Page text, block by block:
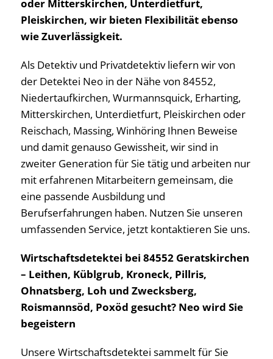
oder Mitterskirchen, Unterdietfurt,
Pleiskirchen, wir bieten Flexibilität ebenso
wie Zuverlässigkeit.
Als Detektiv und Privatdetektiv liefern wir von
der Detektei Neo in der Nähe von 84552,
Niedertaufkirchen, Wurmannsquick, Erharting,
Mitterskirchen, Unterdietfurt, Pleiskirchen oder
Reischach, Massing, Winhöring Ihnen Beweise
und damit genauso Gewissheit, wir sind in
zweiter Generation für Sie tätig und arbeiten nur
mit erfahrenen Mitarbeitern gemeinsam, die
eine passende Ausbildung und
Berufserfahrungen haben. Nutzen Sie unseren
umfassenden Service, jetzt kontaktieren Sie uns.
Wirtschaftsdetektei bei 84552 Geratskirchen
– Leithen, Küblgrub, Kroneck, Pillris,
Ohnatsberg, Loh und Zwecksberg,
Roismannsöd, Poxöd gesucht? Neo wird Sie
begeistern
Unsere Wirtschaftsdetektei sammelt für Sie